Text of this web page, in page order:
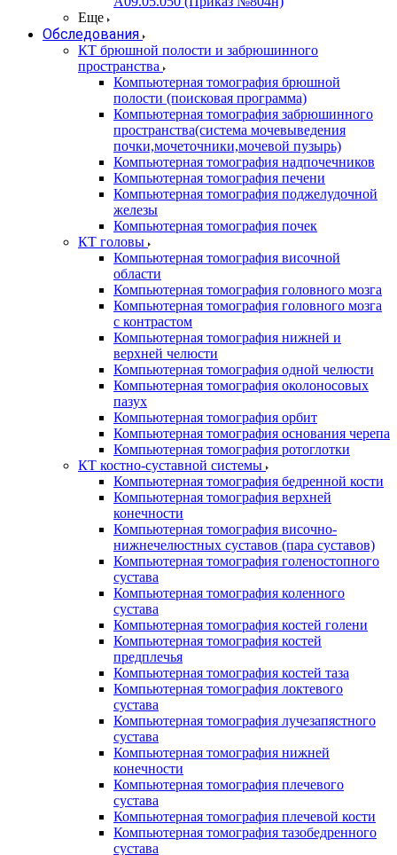
Еще
Обследования
КТ брюшной полости и забрюшинного
пространства
Компьютерная томография брюшной
полости (поисковая программа)
Компьютерная томография забрюшинного
пространства(система мочевыведения
почки,мочеточники,мочевой пузырь)
Компьютерная томография надпочечников
Компьютерная томография печени
Компьютерная томография поджелудочной
железы
Компьютерная томография почек
КТ головы
Компьютерная томография височной
области
Компьютерная томография головного мозга
Компьютерная томография головного мозга
с контрастом
Компьютерная томография нижней и
верхней челюсти
Компьютерная томография одной челюсти
Компьютерная томография околоносовых
пазух
Компьютерная томография орбит
Компьютерная томография основания черепа
Компьютерная томография ротоглотки
КТ костно-суставной системы
Компьютерная томография бедренной кости
Компьютерная томография верхней
конечности
Компьютерная томография височно-
нижнечелюстных суставов (пара суставов)
Компьютерная томография голеностопного
сустава
Компьютерная томография коленного
сустава
Компьютерная томография костей голени
Компьютерная томография костей
предплечья
Компьютерная томография костей таза
Компьютерная томография локтевого
сустава
Компьютерная томография лучезапястного
сустава
Компьютерная томография нижней
конечности
Компьютерная томография плечевого
сустава
Компьютерная томография плечевой кости
Компьютерная томография тазобедренного
сустава